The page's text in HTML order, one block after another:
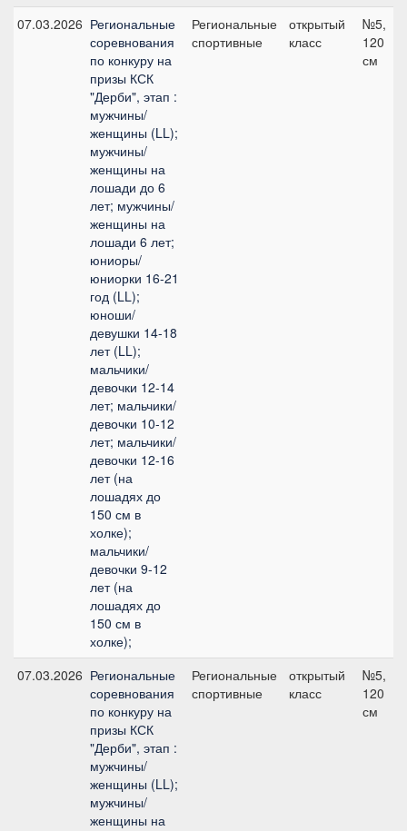
07.03.2026 Региональные
соревнования
по конкуру на
призы КСК
"Дерби", этап :
мужчины/
женщины (LL);
мужчины/
женщины на
лошади до 6
лет; мужчины/
женщины на
лошади 6 лет;
юниоры/
юниорки 16-21
год (LL);
юноши/
девушки 14-18
лет (LL);
мальчики/
девочки 12-14
лет; мальчики/
девочки 10-12
лет; мальчики/
девочки 12-16
лет (на
лошадях до
150 см в
холке);
мальчики/
девочки 9-12
лет (на
лошадях до
150 см в
холке);
Региональные
спортивные
открытый
класс
№5,
120
см
07.03.2026 Региональные
соревнования
по конкуру на
призы КСК
"Дерби", этап :
мужчины/
женщины (LL);
мужчины/
женщины на
Региональные
спортивные
открытый
класс
№5,
120
см